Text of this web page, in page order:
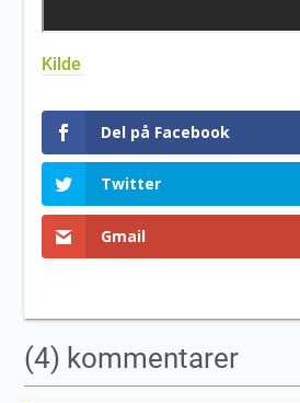
Kilde
Del på Facebook
Twitter
Gmail
(4) kommentarer